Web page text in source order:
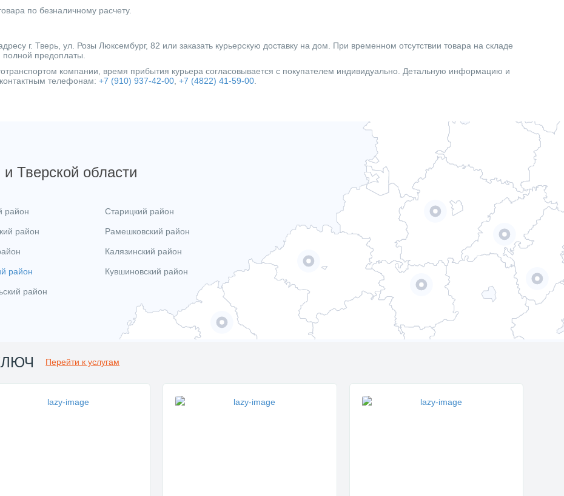
по безналичному расчету.
г. Тверь, ул. Розы Люксембург, 82 или заказать курьерскую доставку на дом. При временном отсутствии товара на складе
полной предоплаты.
компании, время прибытия курьера согласовывается с покупателем индивидуально. Детальную информацию и
телефонам:+7 (910) 937-42-00 ,+7 (4822) 41-59-00
Тверской области
район
район
район
район
Старицкий район
Рамешковский район
Калязинский район
Кувшиновский район
Перейти к услугам